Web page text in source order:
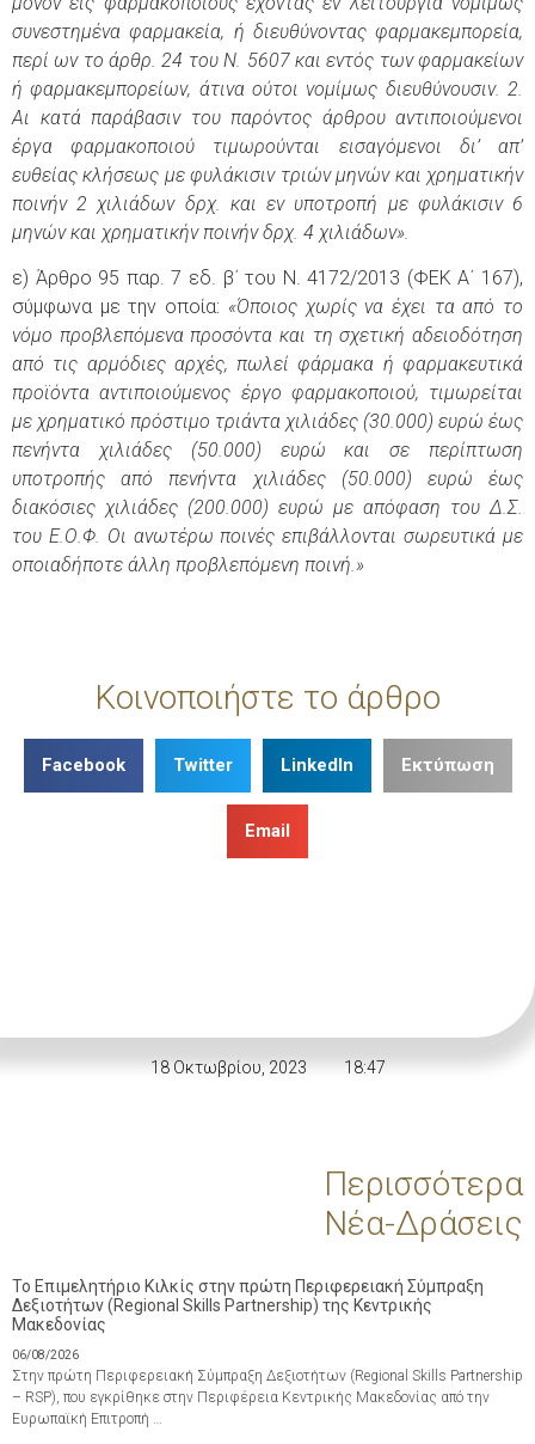
συνεστημένα φαρμακεία, ή διευθύνοντας φαρμακεμπορεία,
περί ων το άρθρ. 24 του Ν. 5607 και εντός των φαρμακείων
ή φαρμακεμπορείων, άτινα ούτοι νομίμως διευθύνουσιν. 2.
Αι κατά παράβασιν του παρόντος άρθρου αντιποιούμενοι
έργα φαρμακοποιού τιμωρούνται εισαγόμενοι δι’ απ’
ευθείας κλήσεως με φυλάκισιν τριών μηνών και χρηματικήν
ποινήν 2 χιλιάδων δρχ. και εν υποτροπή με φυλάκισιν 6
μηνών και χρηματικήν ποινήν δρχ. 4 χιλιάδων».
ε) Άρθρο 95 παρ. 7 εδ. β΄ του Ν. 4172/2013 (ΦΕΚ Α΄ 167),
σύμφωνα με την οποία: «Όποιος χωρίς να έχει τα από το
νόμο προβλεπόμενα προσόντα και τη σχετική αδειοδότηση
από τις αρμόδιες αρχές, πωλεί φάρμακα ή φαρμακευτικά
προϊόντα αντιποιούμενος έργο φαρμακοποιού, τιμωρείται
με χρηματικό πρόστιμο τριάντα χιλιάδες (30.000) ευρώ έως
πενήντα χιλιάδες (50.000) ευρώ και σε περίπτωση
υποτροπής από πενήντα χιλιάδες (50.000) ευρώ έως
διακόσιες χιλιάδες (200.000) ευρώ με απόφαση του Δ.Σ.
του Ε.Ο.Φ. Οι ανωτέρω ποινές επιβάλλονται σωρευτικά με
οποιαδήποτε άλλη προβλεπόμενη ποινή.»
Κοινοποιήστε το άρθρο
Facebook Twitter LinkedIn Εκτύπωση
Email
18 Οκτωβρίου, 2023 18:47
Περισσότερα
Νέα-Δράσεις
Το Επιμελητήριο Κιλκίς στην πρώτη Περιφερειακή Σύμπραξη
Δεξιοτήτων (Regional Skills Partnership) της Κεντρικής
Μακεδονίας
06/08/2026
Στην πρώτη Περιφερειακή Σύμπραξη Δεξιοτήτων (Regional Skills Partnership
– RSP), που εγκρίθηκε στην Περιφέρεια Κεντρικής Μακεδονίας από την
Ευρωπαϊκή Επιτροπή …